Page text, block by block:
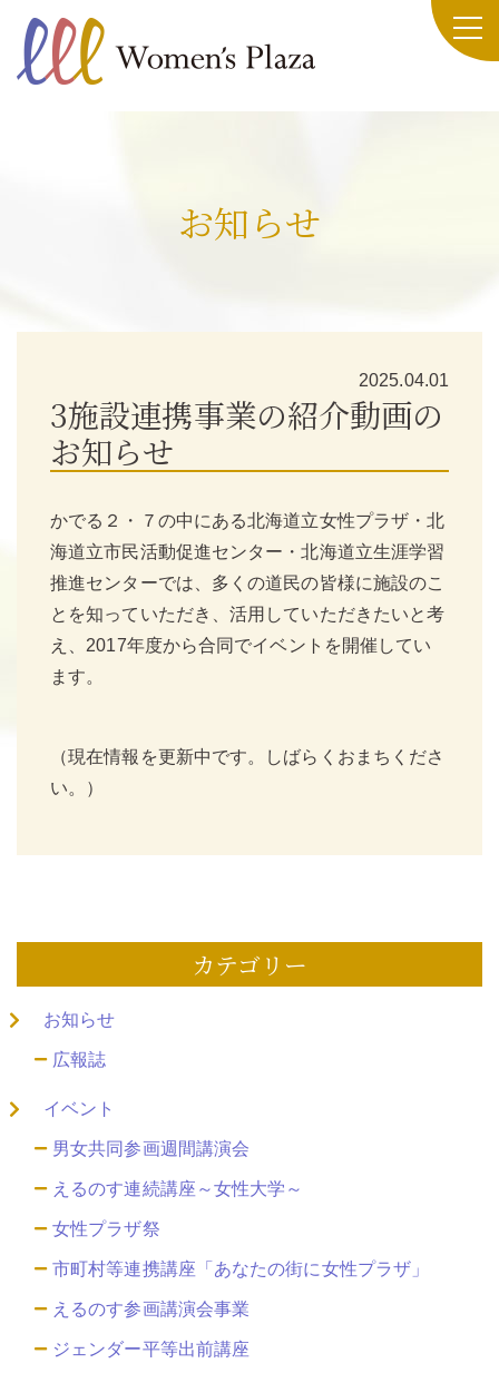
お知らせ
2025.04.01
3施設連携事業の紹介動画の
お知らせ
かでる２・７の中にある北海道立女性プラザ・北
海道立市民活動促進センター・北海道立生涯学習
推進センターでは、多くの道民の皆様に施設のこ
とを知っていただき、活用していただきたいと考
え、2017年度から合同でイベントを開催してい
ます。
（現在情報を更新中です。しばらくおまちくださ
い。）
カテゴリー
お知らせ
広報誌
イベント
男女共同参画週間講演会
えるのす連続講座～女性大学～
女性プラザ祭
市町村等連携講座「あなたの街に女性プラザ」
えるのす参画講演会事業
ジェンダー平等出前講座